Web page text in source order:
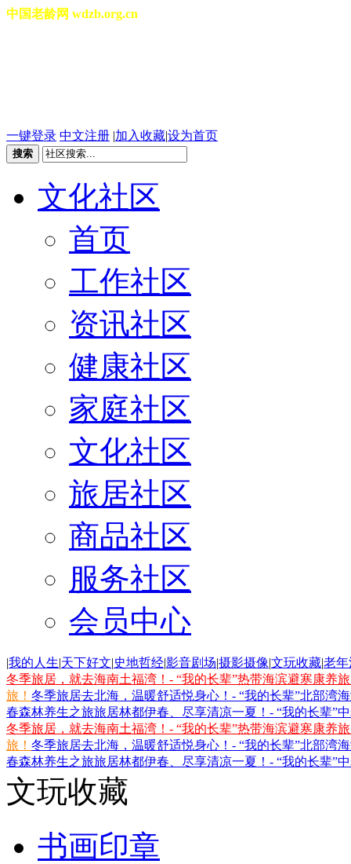
中国老龄网 wdzb.org.cn
一键登录 中文注册 |加入收藏|设为首页
搜索
文化社区
首页
工作社区
资讯社区
健康社区
家庭社区
文化社区
旅居社区
商品社区
服务社区
会员中心
|我的人生|天下好文|史地哲经|影音剧场|摄影摄像|文玩收藏|老
冬季旅居，就去海南土福湾！- “我的长辈”热带海滨避寒康养
旅！ 冬季旅居去北海，温暖舒适悦身心！- “我的长辈”北部湾
春森林养生之旅旅居林都伊春、尽享清凉一夏！- “我的长辈”
冬季旅居，就去海南土福湾！- “我的长辈”热带海滨避寒康养
旅！ 冬季旅居去北海，温暖舒适悦身心！- “我的长辈”北部湾
春森林养生之旅旅居林都伊春、尽享清凉一夏！- “我的长辈”
文玩收藏
书画印章